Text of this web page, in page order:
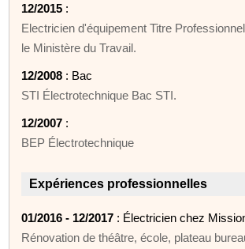
12/2015 :
Electricien d'équipement Titre
le Ministère du Travail.
12/2008 : Bac
STI Électrotechnique Bac STI.
12/2007 :
BEP Électrotechnique
Expériences professionnelles
01/2016 - 12/2017 : Électricien chez
Rénovation de théâtre, école, plateau